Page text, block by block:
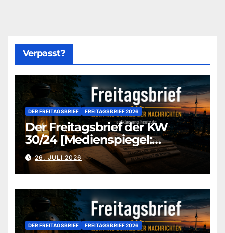
Verpasst?
DER FREITAGSBRIEF FREITAGSBRIEF 2026
Der Freitagsbrief der KW
30/24 [Medienspiegel:
aufklaerung-heute-de]
26. JULI 2026
DER FREITAGSBRIEF FREITAGSBRIEF 2026